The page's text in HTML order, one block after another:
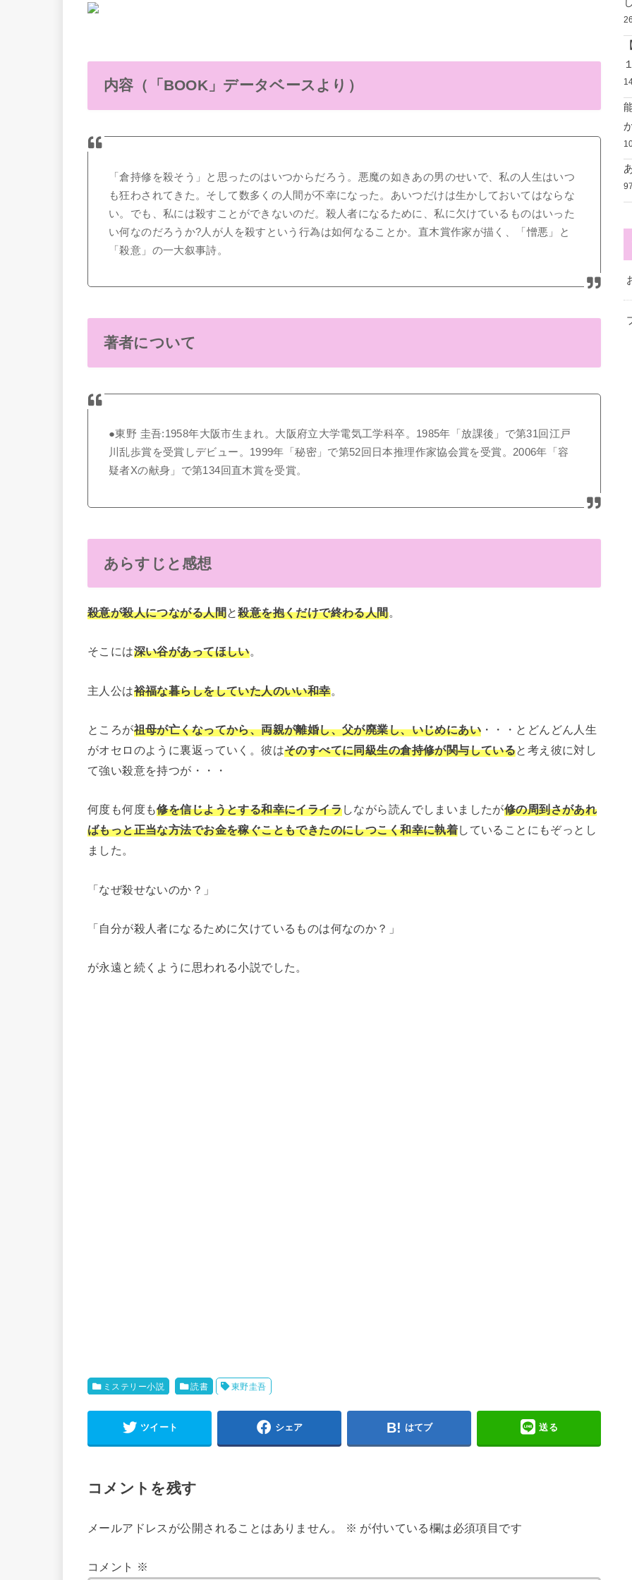
内容（「BOOK」データベースより）
「倉持修を殺そう」と思ったのはいつからだろう。悪魔の如きあの男のせいで、私の人生はいつ
も狂わされてきた。そして数多くの人間が不幸になった。あいつだけは生かしておいてはならな
い。でも、私には殺すことができないのだ。殺人者になるために、私に欠けているものはいった
い何なのだろうか?人が人を殺すという行為は如何なることか。直木賞作家が描く、「憎悪」と
「殺意」の一大叙事詩。
著者について
●東野 圭吾:1958年大阪市生まれ。大阪府立大学電気工学科卒。1985年「放課後」で第31回江戸
川乱歩賞を受賞しデビュー。1999年「秘密」で第52回日本推理作家協会賞を受賞。2006年「容
疑者Xの献身」で第134回直木賞を受賞。
あらすじと感想
殺意が殺人につながる人間と殺意を抱くだけで終わる人間。
そこには深い谷があってほしい。
主人公は裕福な暮らしをしていた人のいい和幸。
ところが祖母が亡くなってから、両親が離婚し、父が廃業し、いじめにあい ・・・とどんどん人生
がオセロのように裏返っていく。彼はそのすべてに同級生の倉持修が関与していると考え彼に対し
て強い殺意を持つが・・・
何度も何度も修を信じようとする和幸にイライラしながら読んでしまいましたが修の周到さがあれ
ばもっと正当な方法でお金を稼ぐこともできたのにしつこく和幸に執着していることにもぞっとし
ました。
「なぜ殺せないのか？」
「自分が殺人者になるために欠けているものは何なのか？」
が永遠と続くように思われる小説でした。
ミステリー小説 読書 東野圭吾
ツイート シェア はてブ 送る
コメントを残す
メールアドレスが公開されることはありません。 ※ が付いている欄は必須項目です
コメント ※